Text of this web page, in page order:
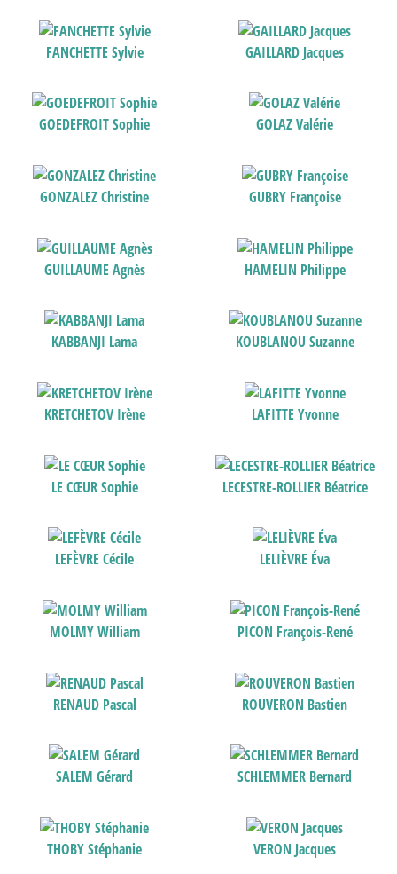
FANCHETTE Sylvie GAILLARD Jacques
GOEDEFROIT Sophie GOLAZ Valérie
GONZALEZ Christine GUBRY Françoise
GUILLAUME Agnès HAMELIN Philippe
KABBANJI Lama KOUBLANOU Suzanne
KRETCHETOV Irène LAFITTE Yvonne
LE CŒUR Sophie LECESTRE-ROLLIER Béatrice
LEFÈVRE Cécile LELIÈVRE Éva
MOLMY William PICON François-René
RENAUD Pascal ROUVERON Bastien
SALEM Gérard SCHLEMMER Bernard
THOBY Stéphanie VERON Jacques